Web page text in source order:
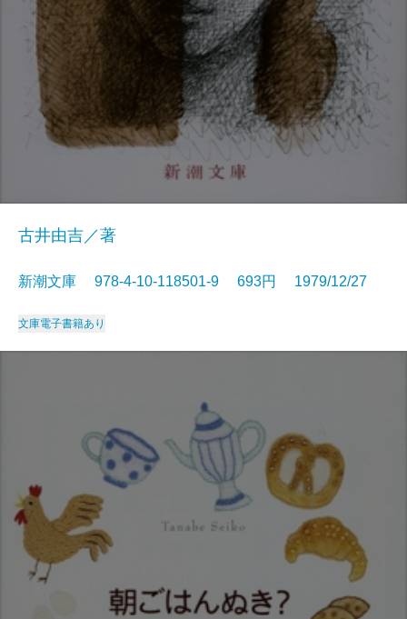
古井由吉／著
新潮文庫 978-4-10-118501-9 693円 1979/12/27
文庫電子書籍あり